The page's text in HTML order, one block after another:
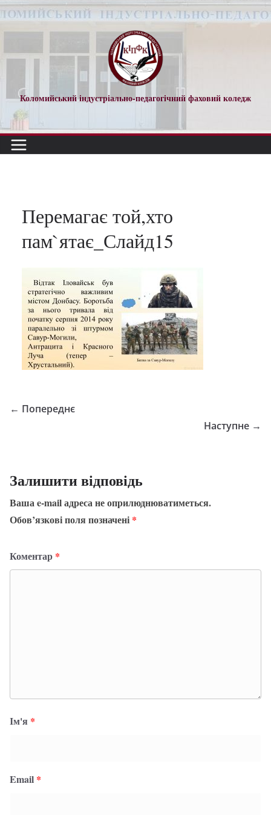
Перейти
до
Коломийський індустріально-педагогічний фаховий коледж
Перемагає той,хто
пам`ятає_Слайд15
← Попереднє
Наступне →
Залишити відповідь
Ваша e-mail адреса не оприлюднюватиметься.
Обов’язкові поля позначені *
Коментар *
Ім'я *
Email *